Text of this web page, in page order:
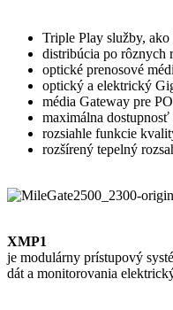
Triple Play služby,
distribúcia po
optické prenosové
optický a elektrický
média Gateway pre
maximálna
rozsiahle funkcie
rozšírený tepelný
XMP1
je modulárny prístupový
dát a monitorovania